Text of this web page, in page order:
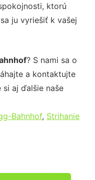
ktorú
ju vyriešiť k vašej
? S nami sa o
a kontaktujte
aj ďalšie naše
Bahnhof, Strihanie